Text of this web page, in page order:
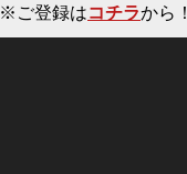
※ご登録はコチラから！